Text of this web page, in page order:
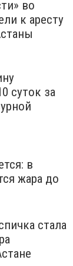
во
к аресту
суток за
в
жара до
стала